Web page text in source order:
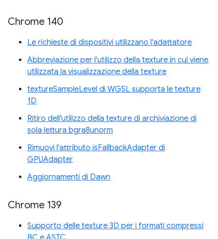
Chrome 140
Le richieste di dispositivi utilizzano l'adattatore
Abbreviazione per l'utilizzo della texture in cui viene
utilizzata la visualizzazione della texture
textureSampleLevel di WGSL supporta le texture
1D
Ritiro dell'utilizzo della texture di archiviazione di
sola lettura bgra8unorm
Rimuovi l'attributo isFallbackAdapter di
GPUAdapter
Aggiornamenti di Dawn
Chrome 139
Supporto delle texture 3D per i formati compressi